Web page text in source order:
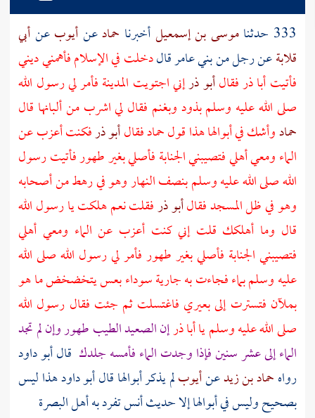
333 حدثنا موسى بن إسمعيلأخبرنا حمادعنأيوبعنأبي
قلابةعنرجلمنبني عامرقالدخلت في الإسلام فأهمني ديني
فأتيتأبا ذرفقالأبو ذرإني اجتويت المدينةفأمر لي رسول الله
صلى الله عليه وسلم بذود وبغنم فقال لي اشرب من ألبانها قال
حمادوأشك في أبوالها هذا قولحمادفقالأبو ذرفكنت أعزب عن
الماء ومعي أهلي فتصيبني الجنابة فأصلي بغير طهور فأتيت رسول
الله صلى الله عليه وسلم بنصف النهار وهو في رهط من أصحابه
وهو في ظل المسجد فقالأبو ذرفقلت نعم هلكت يا رسول الله
قال وما أهلكك قلت إني كنت أعزب عن الماء ومعي أهلي
فتصيبني الجنابة فأصلي بغير طهور فأمر لي رسول الله صلى الله
عليه وسلم بماء فجاءت به جارية سوداء بعس يتخضخض ما هو
بملآن فتسترت إلى بعيري فاغتسلت ثم جئت فقال رسول الله
صلى الله عليه وسلم ياأبا ذرإن الصعيد الطيب طهور وإن لم تجد
الماء إلى عشر سنين فإذا وجدت الماء فأمسه جلدك قال أبو داود
رواهحماد بن زيدعنأيوبلم يذكر أبوالها قال أبو داود هذا ليس
بصحيح وليس في أبوالها إلا حديثأنستفرد به أهلالبصرة